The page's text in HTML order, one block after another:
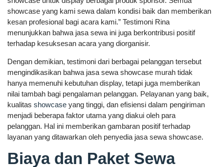
showcase yang kami sewa dalam kondisi baik dan memberikan
kesan profesional bagi acara kami.” Testimoni Rina
menunjukkan bahwa jasa sewa ini juga berkontribusi positif
terhadap kesuksesan acara yang diorganisir.
Dengan demikian, testimoni dari berbagai pelanggan tersebut
mengindikasikan bahwa jasa sewa showcase murah tidak
hanya memenuhi kebutuhan display, tetapi juga memberikan
nilai tambah bagi pengalaman pelanggan. Pelayanan yang baik,
kualitas showcase yang tinggi, dan efisiensi dalam pengiriman
menjadi beberapa faktor utama yang diakui oleh para
pelanggan. Hal ini memberikan gambaran positif terhadap
layanan yang ditawarkan oleh penyedia jasa sewa showcase.
Biaya dan Paket Sewa